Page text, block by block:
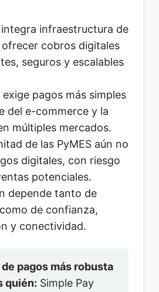
integra infraestructura de
cobros digitales
seguros y escalables
pagos más simples
del e-commerce y la
múltiples mercados.
de las PyMES aún no
digitales, con riesgo
potenciales.
depende tanto de
de confianza,
y conectividad.
pagos más robusta
quién: Simple Pay